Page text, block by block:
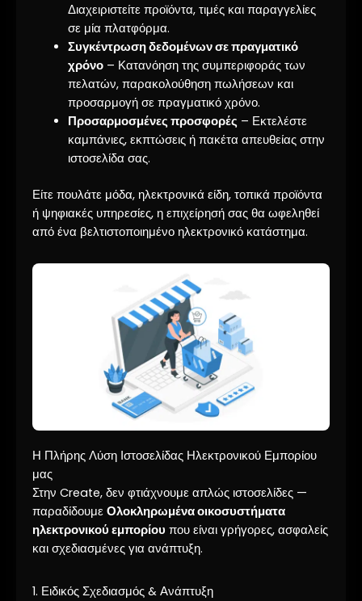
Διαχειριστείτε προϊόντα, τιμές και παραγγελίες
σε μία πλατφόρμα.
Συγκέντρωση δεδομένων σε πραγματικό
χρόνο– Κατανόηση της συμπεριφοράς των
πελατών, παρακολούθηση πωλήσεων και
προσαρμογή σε πραγματικό χρόνο.
Προσαρμοσμένες προσφορές – Εκτελέστε
καμπάνιες, εκπτώσεις ή πακέτα απευθείας στην
ιστοσελίδα σας.
Είτε πουλάτε μόδα, ηλεκτρονικά είδη, τοπικά προϊόντα
ή ψηφιακές υπηρεσίες, η επιχείρησή σας θα ωφεληθεί
από ένα βελτιστοποιημένο ηλεκτρονικό κατάστημα.
Η Πλήρης Λύση Ιστοσελίδας Ηλεκτρονικού Εμπορίου
μας
Στην Create, δεν φτιάχνουμε απλώς ιστοσελίδες —
παραδίδουμε Ολοκληρωμένα οικοσυστήματα
ηλεκτρονικού εμπορίου που είναι γρήγορες, ασφαλείς
και σχεδιασμένες για ανάπτυξη.
1. Ειδικός Σχεδιασμός & Ανάπτυξη